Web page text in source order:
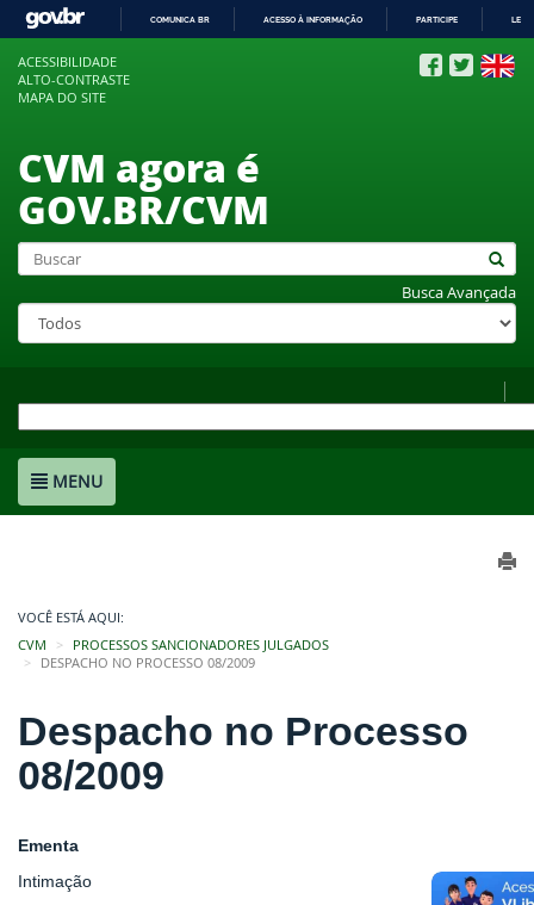
COMUNICA BR ACESSO À INFORMAÇÃO PARTICIPE
ACESSIBILIDADE
ALTO-CONTRASTE
MAPA DO SITE
CVM agora é
GOV.BR/CVM
Busca Avançada
MENU
VOCÊ ESTÁ AQUI:
CVM
PROCESSOS SANCIONADORES JULGADOS
DESPACHO NO PROCESSO 08/2009
Despacho no Processo
08/2009
Ementa
Intimação